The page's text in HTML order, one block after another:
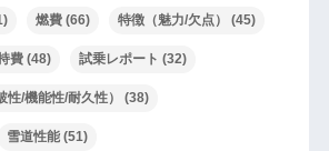
燃費(66) 特徴（魅力/欠点） (45)
費(48) 試乗レポート (32)
/機能性/耐久性） (38)
雪道性能(51)